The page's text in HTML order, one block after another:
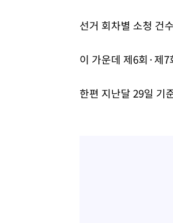
선거 회차별 소청 건
이 가운데 제6회·제
한편 지난달 29일 기